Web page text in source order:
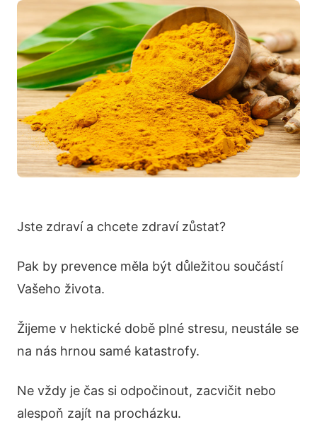
Jste zdraví a chcete zdraví zůstat?
Pak by prevence měla být důležitou součástí
Vašeho života.
Žijeme v hektické době plné stresu, neustále se
na nás hrnou samé katastrofy.
Ne vždy je čas si odpočinout, zacvičit nebo
alespoň zajít na procházku.